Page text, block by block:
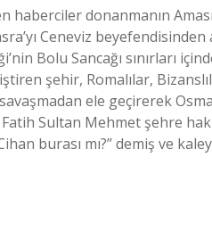
haberciler donanmanın
Ceneviz beyefendisinden
Bolu Sancağı sınırları
şehir, Romalılar,
ele geçirerek
Sultan Mehmet şehre
burası mı?” demiş ve